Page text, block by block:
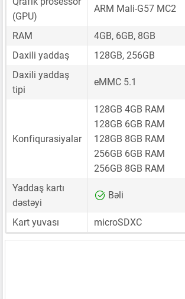
(GPU)
ARM Mali-G57 MC2
RAM
4GB, 6GB, 8GB
Daxili yaddaş
128GB, 256GB
Daxili yaddaş
tipi
eMMC 5.1
Konfiqurasiyalar
128GB 4GB RAM
128GB 6GB RAM
128GB 8GB RAM
256GB 6GB RAM
256GB 8GB RAM
Yaddaş kartı
dəstəyi
Bəli
Kart yuvası microSDXC